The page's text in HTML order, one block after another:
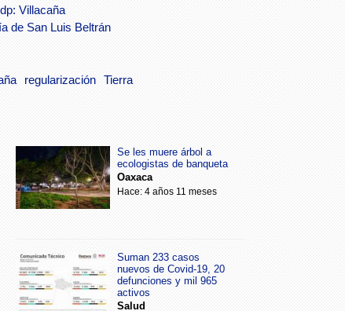
Villacaña
de San Luis Beltrán
regularización Tierra
Se les muere árbol a
ecologistas de banqueta
Oaxaca
Hace: 4 años 11 meses
Suman 233 casos
nuevos de Covid-19, 20
defunciones y mil 965
activos
Salud